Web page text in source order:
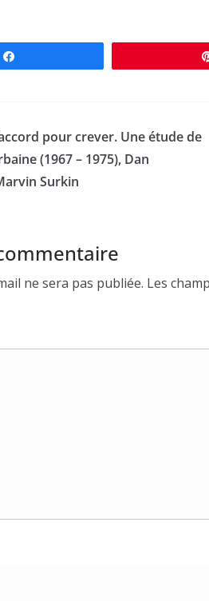
pour crever. Une étude de
(1967 – 1975), Dan
Surkin
ne sera pas publiée. Les